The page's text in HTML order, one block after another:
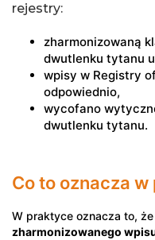
rejestry:
zharmonizowaną
dwutlenku tytanu
wpisy w Registry
odpowiednio,
wycofano
dwutlenku tytanu.
Co to oznacza
W praktyce oznacza to,
zharmonizowanego